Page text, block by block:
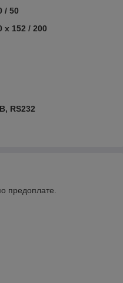
/ 50
x 152 / 200
RS232
предоплате.